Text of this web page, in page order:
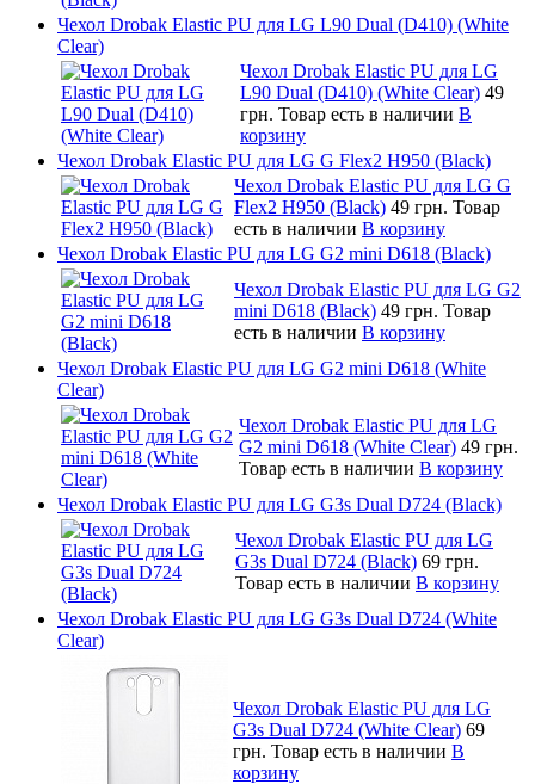
Чехол Drobak Elastic PU для LG L90 Dual (D410) (White
Clear)
Чехол Drobak Elastic PU для LG
L90 Dual (D410) (White Clear) 49
грн. Товар есть в наличии В
корзину
Чехол Drobak Elastic PU для LG G Flex2 H950 (Black)
Чехол Drobak Elastic PU для LG G
Flex2 H950 (Black) 49 грн. Товар
есть в наличии В корзину
Чехол Drobak Elastic PU для LG G2 mini D618 (Black)
Чехол Drobak Elastic PU для LG G2
mini D618 (Black) 49 грн. Товар
есть в наличии В корзину
Чехол Drobak Elastic PU для LG G2 mini D618 (White
Clear)
Чехол Drobak Elastic PU для LG
G2 mini D618 (White Clear) 49 грн.
Товар есть в наличии В корзину
Чехол Drobak Elastic PU для LG G3s Dual D724 (Black)
Чехол Drobak Elastic PU для LG
G3s Dual D724 (Black) 69 грн.
Товар есть в наличии В корзину
Чехол Drobak Elastic PU для LG G3s Dual D724 (White
Clear)
Чехол Drobak Elastic PU для LG
G3s Dual D724 (White Clear) 69
грн. Товар есть в наличии В
корзину